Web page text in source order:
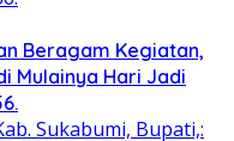
Beragam Kegiatan,
Mulainya Hari Jadi